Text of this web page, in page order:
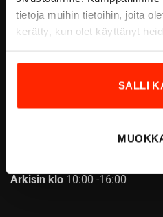
tietoja muihin tietoihin, joita
kerätty, kun olet käyttänyt
SALLI
Email:
info@origopro.com
ASIAKASPALVELU
Arkisin klo 10:00 -16:00